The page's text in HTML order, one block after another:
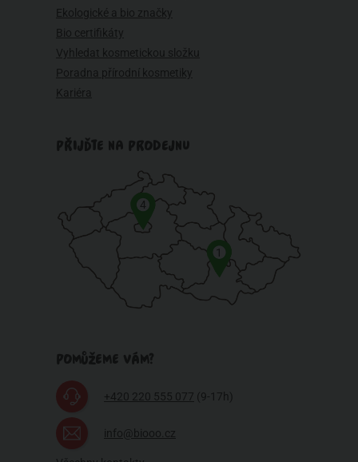
Ekologické a bio značky
Bio certifikáty
Vyhledat kosmetickou složku
Poradna přírodní kosmetiky
Kariéra
PŘIJĎTE NA PRODEJNU
1
4
POMŮŽEME VÁM?
+420 220 555 077 (9-17h)
info@biooo.cz